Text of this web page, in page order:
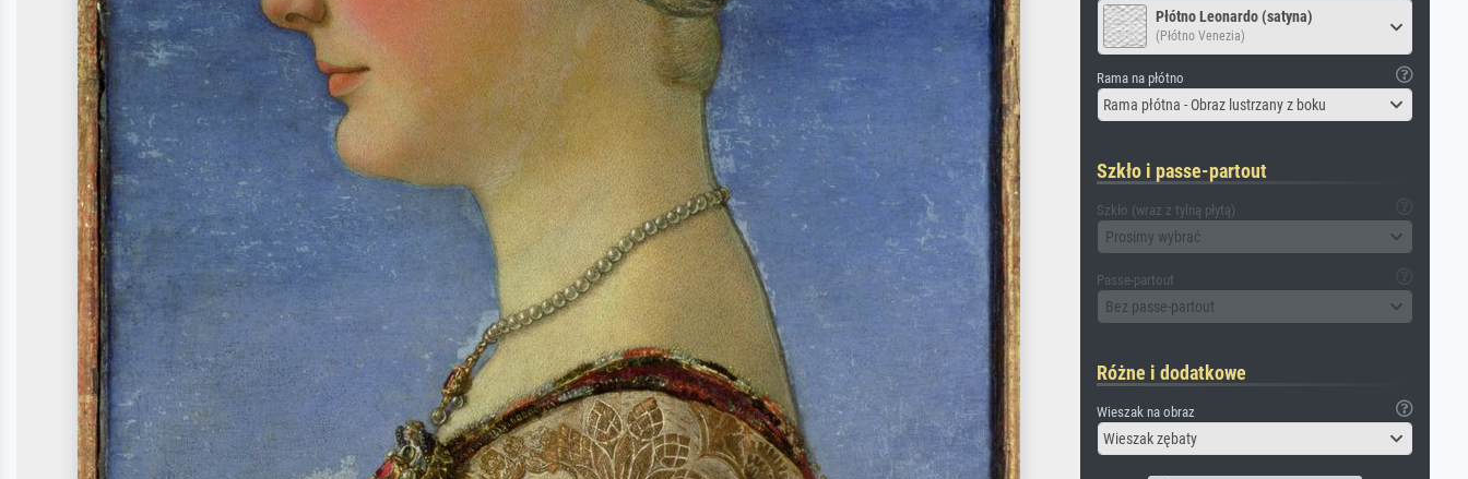
Płótno Leonardo (satyna)
(Płótno Venezia)
Rama na płótno
Rama płótna - Obraz lustrzany z boku
Szkło i passe-partout
Szkło (wraz z tylną płytą)
Prosimy wybrać
Passe-partout
Bez passe-partout
Różne i dodatkowe
Wieszak na obraz
Wieszak zębaty